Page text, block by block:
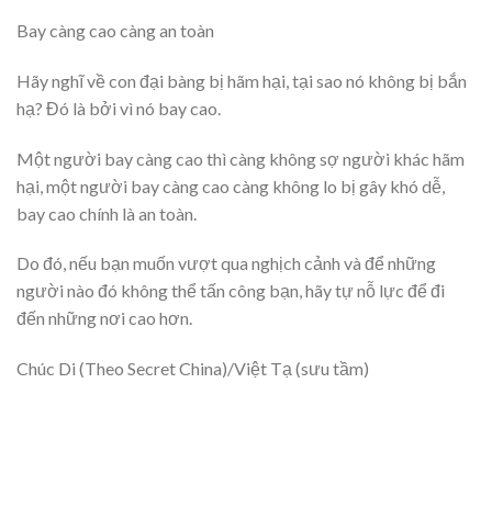
Bay càng cao càng an toàn
Hãy nghĩ về con đại bàng bị hãm hại, tại sao nó không bị bắn
hạ? Đó là bởi vì nó bay cao.
Một người bay càng cao thì càng không sợ người khác hãm
hại, một người bay càng cao càng không lo bị gây khó dễ,
bay cao chính là an toàn.
Do đó, nếu bạn muốn vượt qua nghịch cảnh và để những
người nào đó không thể tấn công bạn, hãy tự nỗ lực để đi
đến những nơi cao hơn.
Chúc Di (Theo Secret China)/Việt Tạ (sưu tầm)